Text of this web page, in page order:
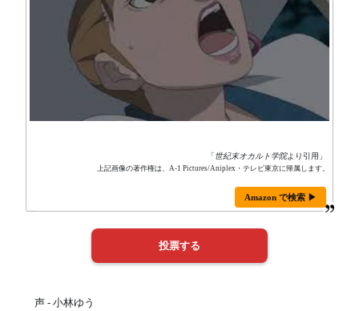
「世紀末オカルト学院より引用」
上記画像の著作権は、A-1 Pictures/Aniplex・テレビ東京に帰属します。
Amazon で検索 ▶
声 - 小林ゆう